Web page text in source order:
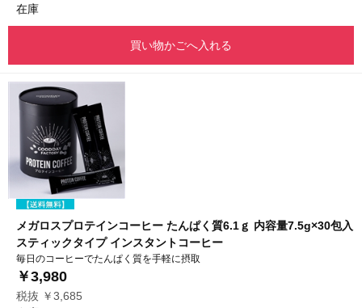
在庫
買い物かごへ入れる
メガロスプロテインコーヒー たんぱく質6.1ｇ 内容量7.5g×30包入
スティックタイプ インスタントコーヒー
毎日のコーヒーでたんぱく質を手軽に摂取
￥3,980
税抜 ￥3,685